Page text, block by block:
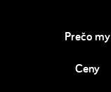
Prečo my
Ceny